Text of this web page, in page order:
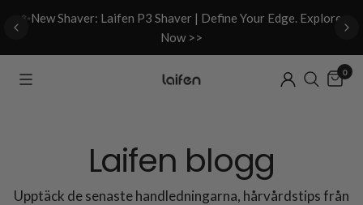
✨New Shaver: Laifen P3 Shaver | Define Your Edge. Explore
Now >>
0
Laifen blogg
Upptäck de senaste handledningarna, hårvårdstips från